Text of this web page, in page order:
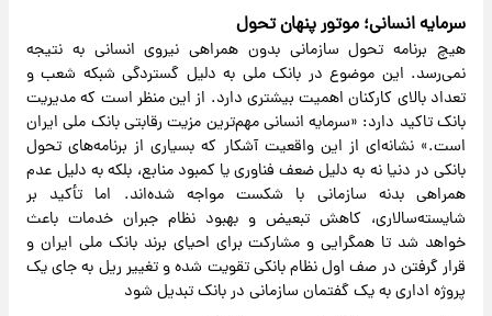
سرمایه انسانی؛ موتور پنهان تحول
هیچ برنامه تحول سازمانی بدون همراهی نیروی انسانی به نتیجه
نمی‌رسد. این موضوع در بانک ملی به دلیل گستردگی شبکه شعب و
تعداد بالای کارکنان اهمیت بیشتری دارد. از این منظر است که مدیریت
بانک تاکید دارد: «سرمایه انسانی مهم‌ترین مزیت رقابتی بانک ملی ایران
است.» نشانه‌ای از این واقعیت آشکار که بسیاری از برنامه‌های تحول
بانکی در دنیا نه به دلیل ضعف فناوری یا کمبود منابع، بلکه به دلیل عدم
همراهی بدنه سازمانی با شکست مواجه شده‌اند. اما تأکید بر
شایسته‌سالاری، کاهش تبعیض و بهبود نظام جبران خدمات باعث
خواهد شد تا همگرایی و مشارکت برای احیای برند بانک ملی ایران و
قرار گرفتن در صف اول نظام بانکی تقویت شده و تغییر ریل به جای یک
پروژه اداری به یک گفتمان سازمانی در بانک تبدیل شود